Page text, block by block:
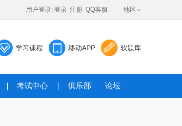
用户登录: 登录 注册 QQ客服 地区
软题库
移动APP
学习课程
考试中心 俱乐部 论坛